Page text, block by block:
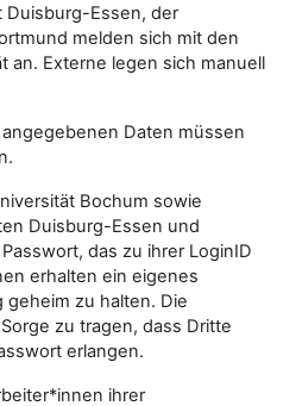
Duisburg-Essen, der
melden sich mit den
an. Externe legen sich manuell
Daten müssen
Bochum sowie
Duisburg-Essen und
das zu ihrer LoginID
erhalten ein eigenes
geheim zu halten. Die
zu tragen, dass Dritte
erlangen.
ihrer